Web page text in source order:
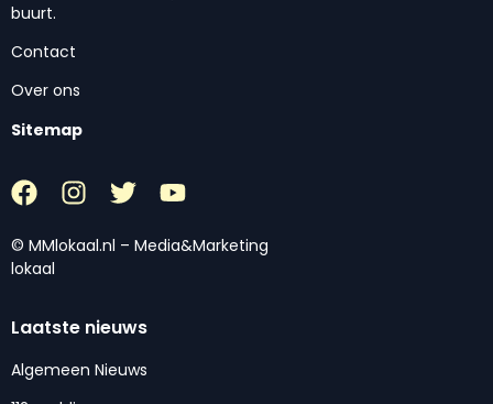
buurt.
Contact
Over ons
Sitemap
© MMlokaal.nl – Media&Marketing
lokaal
Laatste nieuws
Algemeen Nieuws